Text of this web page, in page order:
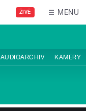
ŽIVĚ MENU
AUDIOARCHIV KAMERY